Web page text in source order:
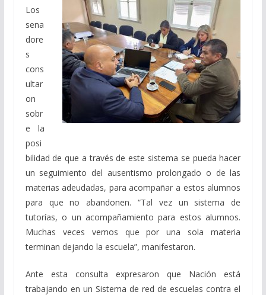
Los
sena
dore
s
cons
ultar
on
sobr
e la
posi
bilidad de que a través de este sistema se pueda hacer
un seguimiento del ausentismo prolongado o de las
materias adeudadas, para acompañar a estos alumnos
para que no abandonen. “Tal vez un sistema de
tutorías, o un acompañamiento para estos alumnos.
Muchas veces vemos que por una sola materia
terminan dejando la escuela”, manifestaron.
Ante esta consulta expresaron que Nación está
trabajando en un Sistema de red de escuelas contra el